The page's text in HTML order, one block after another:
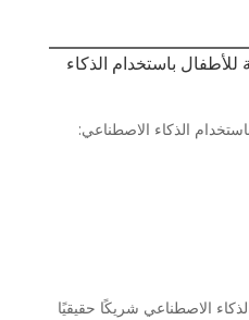
للأطفال باستخدام الذكاء
الذكاء الاصطناعي:
الاصطناعي شريكًا حقيقيًا